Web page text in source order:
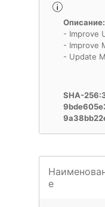
Описание:
- Improve
- Improve
- Update
SHA-
е